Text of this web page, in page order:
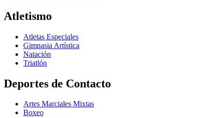
Atletismo
Atletas Especiales
Gimnasia Artística
Natación​
Triatlón​
Deportes de Contacto
Artes Marciales Mixtas
Boxeo